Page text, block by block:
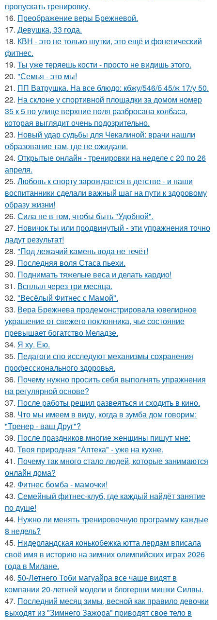
пропускать тренировку.
16. Преображение веры Брежневой.
17. Девушка, 33 года.
18. КВН - это не только шутки, это ещё и фонетический
фитнес.
19. Ты уже теряешь кости - просто не видишь этого.
20. "Семья - это мы!
21. ПП Ватрушка. На все блюдо: кбжу/546/б 45/ж 17/у 50.
22. На склоне у спортивной площадки за домом номер
35 к 5 по улице верхние поля разбросана колбаса,
которая выглядит очень подозрительно.
23. Новый удар судьбы для Чекалиной: врачи нашли
образование там, где не ожидали.
24. Открытые онлайн - тренировки на неделе с 20 по 26
апреля.
25. Любовь к спорту зарождается в детстве - и наши
воспитанники сделали важный шаг на пути к здоровому
образу жизни!
26. Сила не в том, чтобы быть "Удобной".
27. Новичок ты или продвинутый - эти упражнения точно
дадут результат!
28. "Под лежачий камень вода не течёт!
29. Последняя воля Стаса пьехи.
30. Поднимать тяжелые веса и делать кардио!
31. Всплыл через три месяца.
32. "Весёлый Фитнес с Мамой".
33. Вера Брежнева продемонстрировала ювелирное
украшение от свежего поклонника, чье состояние
превышает богатство Меладзе.
34. Я ху. Ею.
35. Педагоги спо исследуют механизмы сохранения
профессионального здоровья.
36. Почему нужно просить себя выполнять упражнения
на регулярной основе?
37. После работы решил развеяться и сходить в кино.
38. Что мы имеем в виду, когда в зумба дом говорим:
"Тренер - ваш Друг"?
39. После праздников многие женщины пишут мне:
40. Твоя природная "Аптека" - уже на кухне.
41. Почему так много стало людей, которые занимаются
онлайн дома?
42. Фитнес бомба - мамочки!
43. Семейный фитнес-клуб, где каждый найдёт занятие
по душе!
44. Нужно ли менять тренировочную программу каждые
8 недель?
45. Нидерландская конькобежка ютта лердам вписала
своё имя в историю на зимних олимпийских играх 2026
года в Милане.
46. 50-Летнего Тоби магуайра все чаще видят в
компании 20-летней модели и блогерши мишки Силвы.
47. Последний месяц зимы, весной как правило девочки
выходят из "Зимнего Зажора" приводят свое тело в